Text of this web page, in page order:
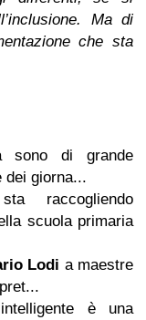
Ma di
che sta
sono di grande
dei giorna...
raccogliendo
scuola primaria
Lodi a maestre
è una